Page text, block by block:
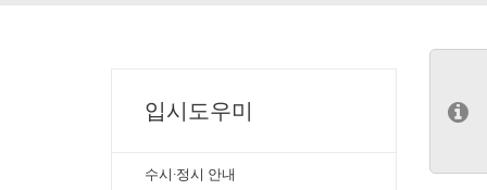
입시도우미
수시·정시 안내